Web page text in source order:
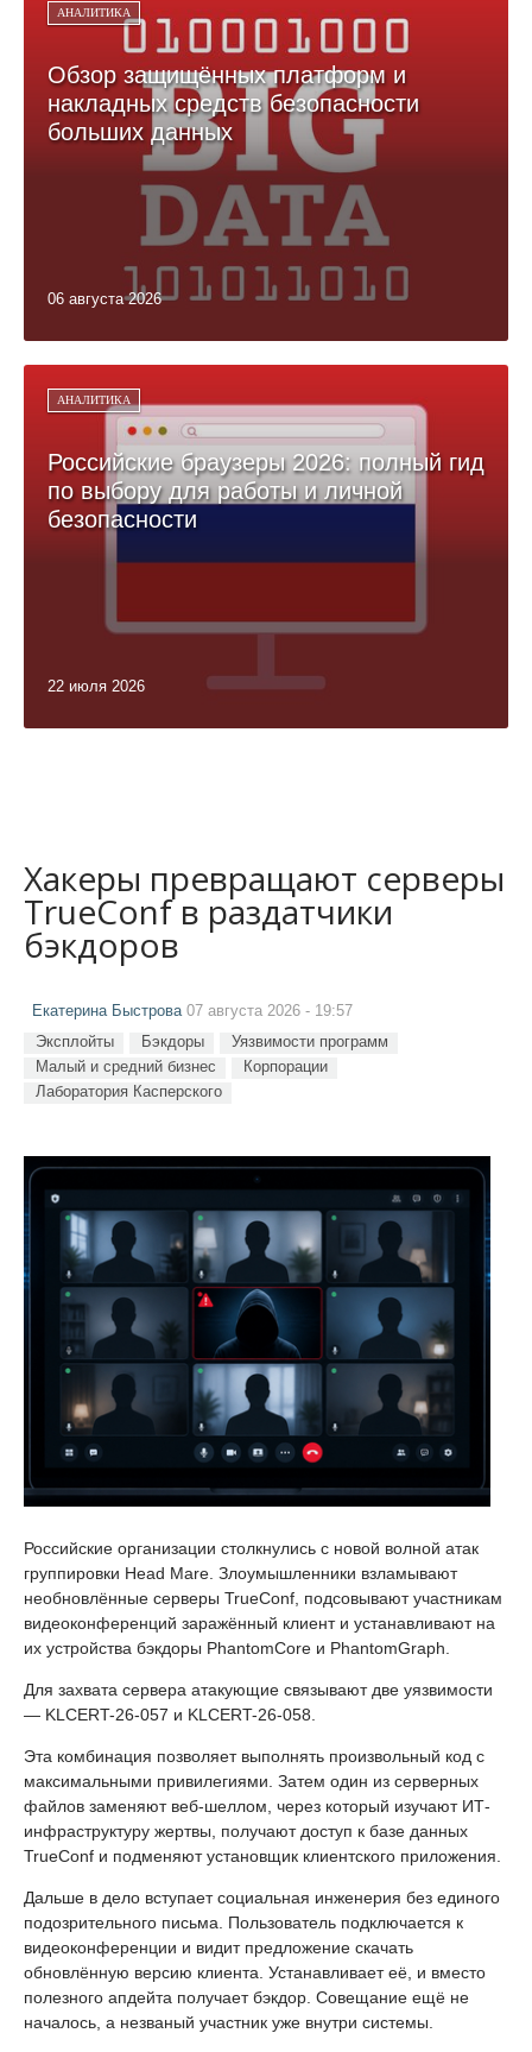
АНАЛИТИКА
Обзор защищённых платформ и
накладных средств безопасности
больших данных
06 августа 2026
АНАЛИТИКА
Российские браузеры 2026: полный гид
по выбору для работы и личной
безопасности
22 июля 2026
Хакеры превращают серверы
TrueConf в раздатчики
бэкдоров
Екатерина Быстрова 07 августа 2026 - 19:57
Эксплойты Бэкдоры
Уязвимости программ
Малый и средний бизнес
Корпорации
Лаборатория Касперского
Российские организации столкнулись с новой волной атак
группировки Head Mare. Злоумышленники взламывают
необновлённые серверы TrueConf, подсовывают участникам
видеоконференций заражённый клиент и устанавливают на
их устройства бэкдоры PhantomCore и PhantomGraph.
Для захвата сервера атакующие связывают две уязвимости
— KLCERT-26-057 и KLCERT-26-058.
Эта комбинация позволяет выполнять произвольный код с
максимальными привилегиями. Затем один из серверных
файлов заменяют веб-шеллом, через который изучают ИТ-
инфраструктуру жертвы, получают доступ к базе данных
TrueConf и подменяют установщик клиентского приложения.
Дальше в дело вступает социальная инженерия без единого
подозрительного письма. Пользователь подключается к
видеоконференции и видит предложение скачать
обновлённую версию клиента. Устанавливает её, и вместо
полезного апдейта получает бэкдор. Совещание ещё не
началось, а незваный участник уже внутри системы.